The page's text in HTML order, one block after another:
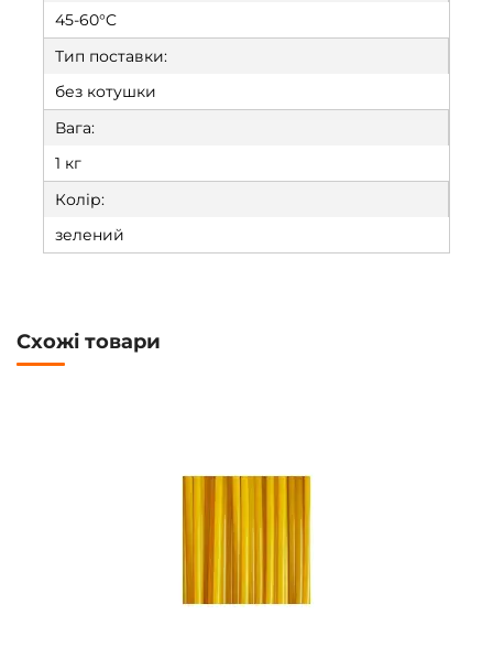
45-60°C
Тип поставки:
без котушки
Вага:
1 кг
Колір:
зелений
Схожі товари